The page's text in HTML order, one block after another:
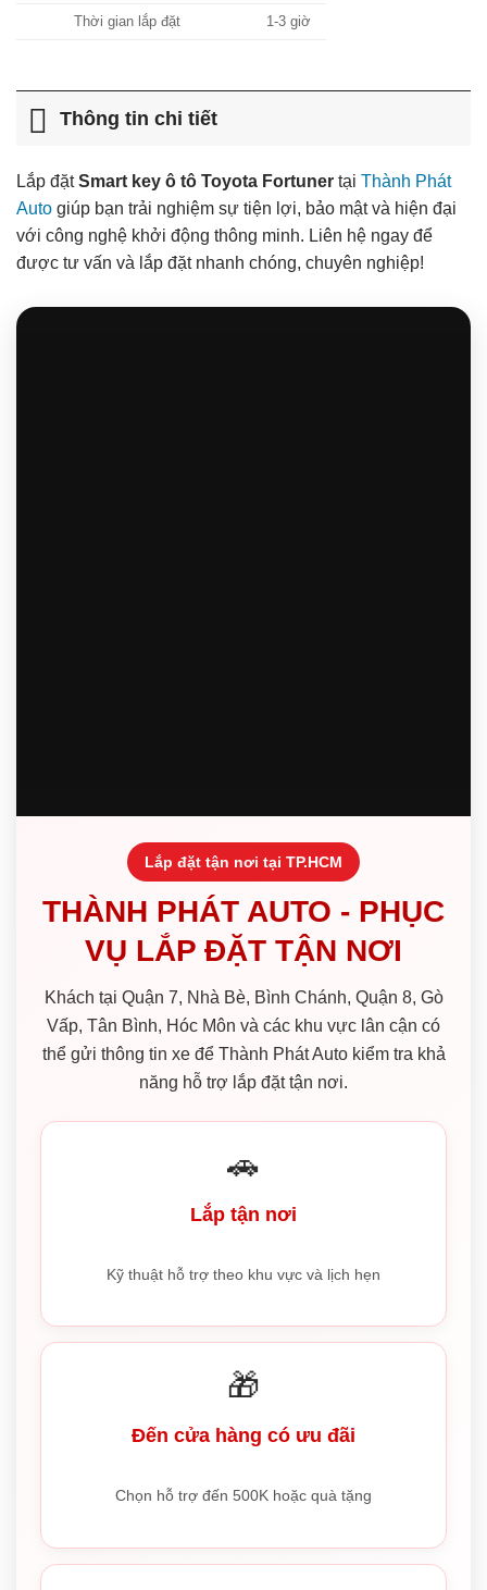
Thời gian lắp đặt 1-3 giờ
Thông tin chi tiết
Lắp đặtSmart key ô tô Toyota Fortuner tại Thành Phát
Auto giúp bạn trải nghiệm sự tiện lợi, bảo mật và hiện đại
với công nghệ khởi động thông minh. Liên hệ ngay để
được tư vấn và lắp đặt nhanh chóng, chuyên nghiệp!
Lắp đặt tận nơi tại TP.HCM
THÀNH PHÁT AUTO - PHỤC
VỤ LẮP ĐẶT TẬN NƠI
Khách tại Quận 7, Nhà Bè, Bình Chánh, Quận 8, Gò
Vấp, Tân Bình, Hóc Môn và các khu vực lân cận có
thể gửi thông tin xe để Thành Phát Auto kiểm tra khả
năng hỗ trợ lắp đặt tận nơi.
🚗
Lắp tận nơi
Kỹ thuật hỗ trợ theo khu vực và lịch hẹn
🎁
Đến cửa hàng có ưu đãi
Chọn hỗ trợ đến 500K hoặc quà tặng